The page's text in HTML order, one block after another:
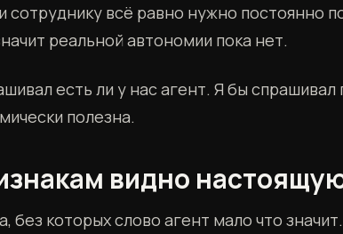
сотруднику всё равно нужно постоянно
реальной автономии пока нет.
есть ли у нас агент. Я бы
полезна.
видно
без которых слово агент мало что значит.